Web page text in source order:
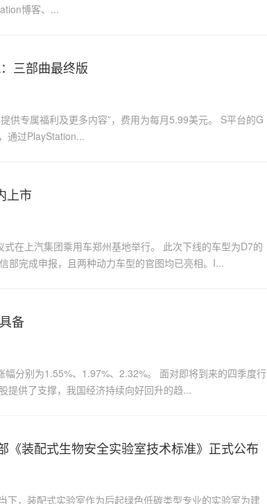
博客、...
三部曲最终版
供专属福利及更多内容”，费用为每月5.99美元。 S平台的G
通过PlayStation...
上市
在上汽集团乘用车郑州基地举行。 此次下线的车型为D7的
部完成申报，且两种动力车型的官图均已亮相。I...
备
分别为1.55%、1.97%、2.32%。 面对即将到来的四季度行
提供了支撑，我国经济持续向好回升的趋...
《装配式生物安全实验室技术标准》正式公布
下，装配式实验室作为后起绿色低碳类型专业的实验室为建